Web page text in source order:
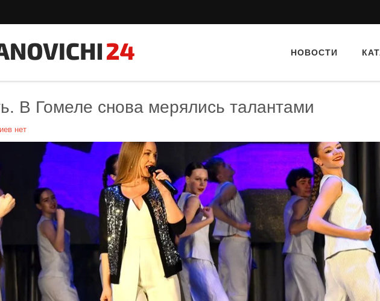
НОВОСТИ
В Гомеле снова мерялись талантами
нет
Тайный гость: доставка Капибара Тайный гость: Кафе "Grand